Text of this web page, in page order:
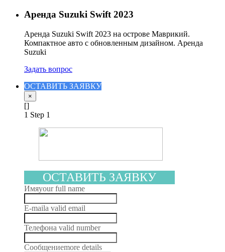
Аренда Suzuki Swift 2023
Аренда Suzuki Swift 2023 на острове Маврикий.
Компактное авто с обновленным дизайном. Аренда
Suzuki
Задать вопрос
ОСТАВИТЬ ЗАЯВКУ
×
[]
1 Step 1
ОСТАВИТЬ ЗАЯВКУ
Имяyour full name
E-maila valid email
Телефонa valid number
Сообщениеmore details